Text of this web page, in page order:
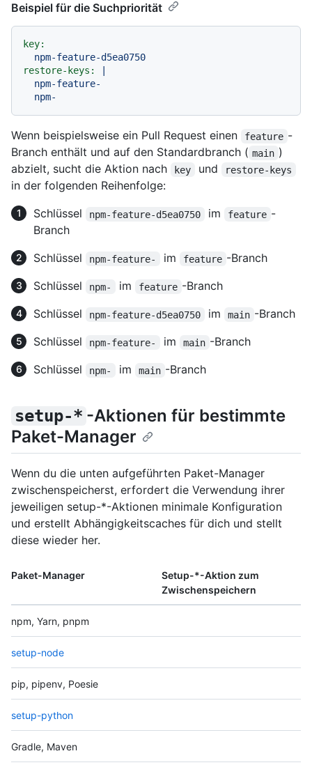
Beispiel für die Suchpriorität
key:
npm-feature-d5ea0750
restore-keys:
Wenn beispielsweise ein Pull Request einen feature -
Branch enthält und auf den Standardbranch ( main )
abzielt, sucht die Aktion nach
key und restore-keys
in der folgenden Reihenfolge:
Schlüssel
npm-feature-d5ea0750 im feature -
Branch
Schlüssel
npm-feature- im feature -Branch
Schlüssel
npm- im feature -Branch
Schlüssel
npm-feature-d5ea0750 im main -Branch
Schlüssel
npm-feature- im main -Branch
Schlüssel
npm- im main -Branch
setup-* -Aktionen für bestimmte
Paket-Manager
Wenn du die unten aufgeführten Paket-Manager
zwischenspeicherst, erfordert die Verwendung ihrer
jeweiligen setup-*-Aktionen minimale Konfiguration
und erstellt Abhängigkeitscaches für dich und stellt
diese wieder her.
Paket-Manager
Setup-*-Aktion zum
Zwischenspeichern
npm, Yarn, pnpm
setup-node
pip, pipenv, Poesie
setup-python
Gradle, Maven